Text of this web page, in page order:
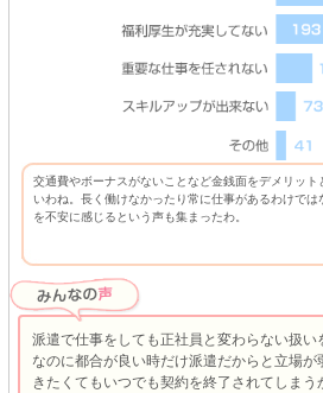
交通費やボーナスがないことなど金銭面をデメリット
いわね。長く働けなかったり常に仕事があるわけでは
を不安に感じるという声も集まったわ。
派遣で仕事をしても正社員と変わらない扱
なのに都合が良い時だけ派遣だからと立場
きたくてもいつでも契約を終了されてしまう